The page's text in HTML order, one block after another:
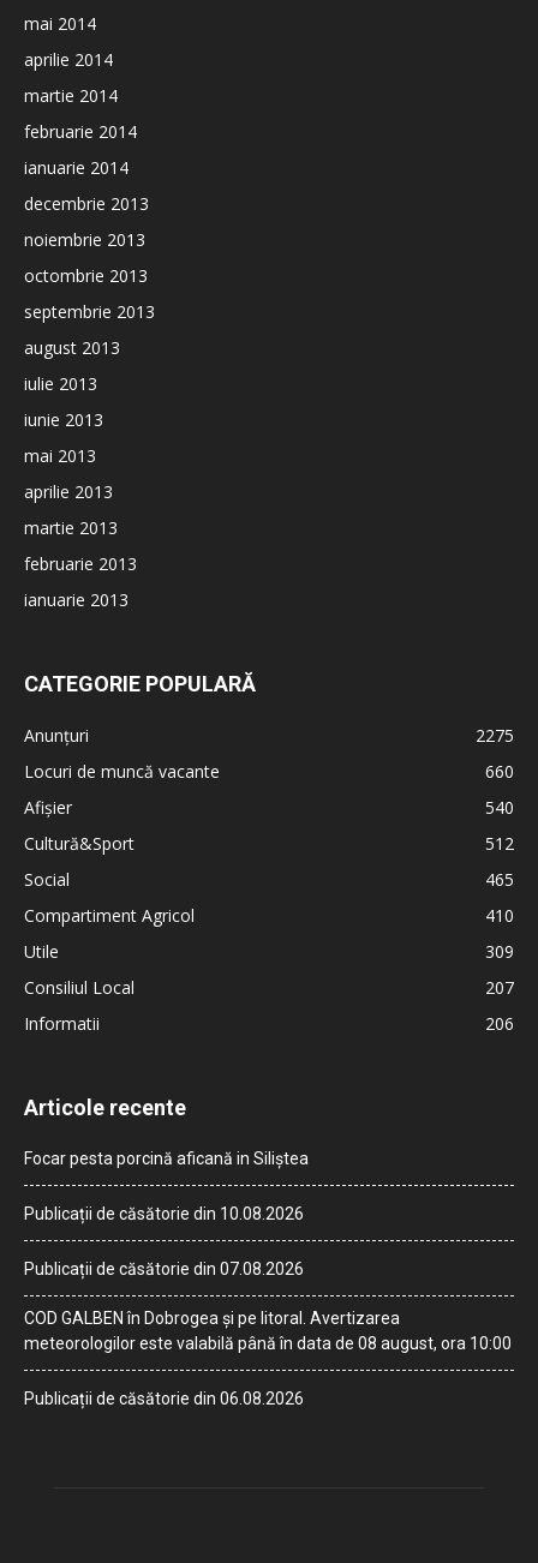
mai 2014
aprilie 2014
martie 2014
februarie 2014
ianuarie 2014
decembrie 2013
noiembrie 2013
octombrie 2013
septembrie 2013
august 2013
iulie 2013
iunie 2013
mai 2013
aprilie 2013
martie 2013
februarie 2013
ianuarie 2013
CATEGORIE POPULARĂ
Anunțuri
2275
Locuri de muncă vacante
660
Afișier
540
Cultură&Sport
512
Social
465
Compartiment Agricol
410
Utile
309
Consiliul Local
207
Informatii
206
Articole recente
Focar pesta porcină aficană in Siliștea
Publicații de căsătorie din 10.08.2026
Publicații de căsătorie din 07.08.2026
COD GALBEN în Dobrogea și pe litoral. Avertizarea
meteorologilor este valabilă până în data de 08 august, ora 10:00
Publicații de căsătorie din 06.08.2026